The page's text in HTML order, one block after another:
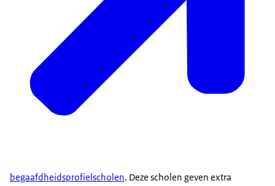
begaafdheidsprofielscholen. Deze scholen geven extra